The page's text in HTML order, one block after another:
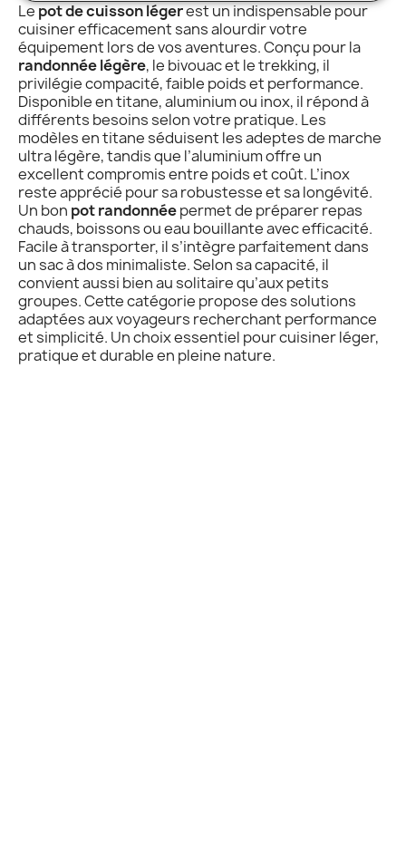
Lepot de cuisson légerest un indispensable pour
cuisiner efficacement sans alourdir votre
équipement lors de vos aventures. Conçu pour la
randonnée légère, le bivouac et le trekking, il
privilégie compacité, faible poids et performance.
Disponible en titane, aluminium ou inox, il répond à
différents besoins selon votre pratique. Les
modèles en titane séduisent les adeptes de marche
ultra légère, tandis que l’aluminium offre un
excellent compromis entre poids et coût. L’inox
reste apprécié pour sa robustesse et sa longévité.
Un bon pot randonnéepermet de préparer repas
chauds, boissons ou eau bouillante avec efficacité.
Facile à transporter, il s’intègre parfaitement dans
un sac à dos minimaliste. Selon sa capacité, il
convient aussi bien au solitaire qu’aux petits
groupes. Cette catégorie propose des solutions
adaptées aux voyageurs recherchant performance
et simplicité. Un choix essentiel pour cuisiner léger,
pratique et durable en pleine nature.